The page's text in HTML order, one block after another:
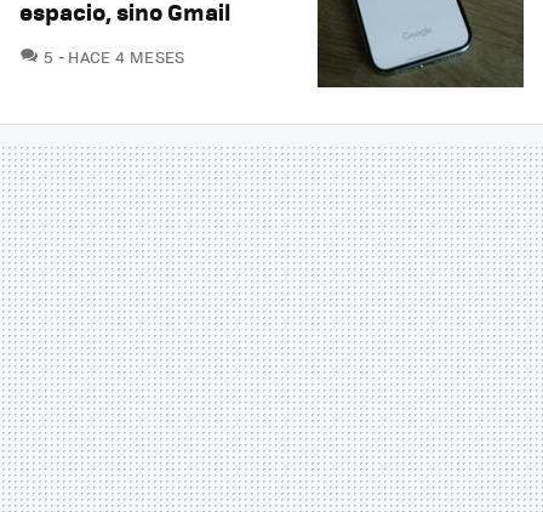
espacio, sino Gmail
5 COMENTARIOS
HACE 4 MESES